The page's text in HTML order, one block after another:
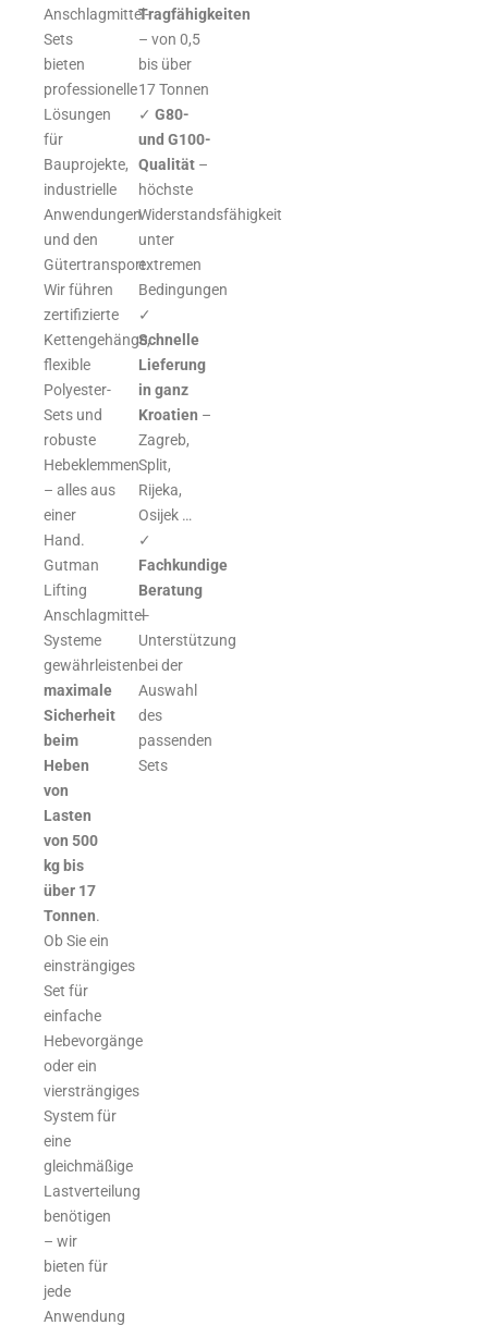
Anschlagmittel-
Sets
bieten
professionelle
Lösungen
für
Bauprojekte,
industrielle
Anwendungen
und den
Gütertransport.
Wir führen
zertifizierte
Kettengehänge,
flexible
Polyester-
Sets und
robuste
Hebeklemmen
– alles aus
einer
Hand.
Gutman
Lifting
Anschlagmittel-
Systeme
gewährleisten
maximale
Sicherheit
beim
Heben
von
Lasten
von 500
kg bis
über 17
Tonnen.
Ob Sie ein
einsträngiges
Set für
einfache
Hebevorgänge
oder ein
viersträngiges
System für
eine
gleichmäßige
Lastverteilung
benötigen
– wir
bieten für
jede
Anwendung
Tragfähigkeiten
– von 0,5
bis über
17 Tonnen
✓ G80-
und G100-
Qualität –
höchste
Widerstandsfähigkeit
unter
extremen
Bedingungen
✓
Schnelle
Lieferung
in ganz
Kroatien –
Zagreb,
Split,
Rijeka,
Osijek …
✓
Fachkundige
Beratung
–
Unterstützung
bei der
Auswahl
des
passenden
Sets